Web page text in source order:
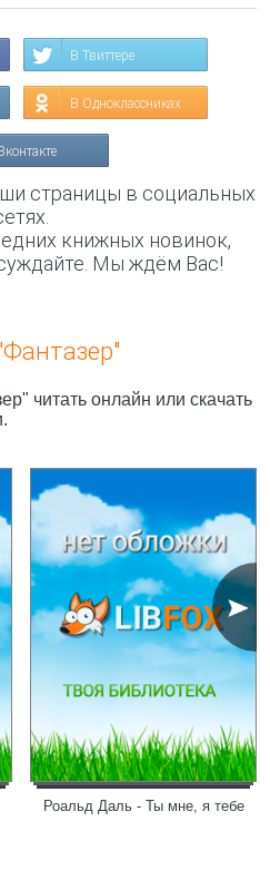
В Твиттере
В Одноклассниках
страницы в социальных
книжных новинок,
Мы ждём Вас!
читать онлайн или скачать
Роальд Даль - Ты мне, я тебе